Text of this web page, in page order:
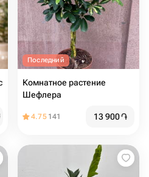
Последний
Комнатное растение
Шефлера
4.75 141 13 900֏